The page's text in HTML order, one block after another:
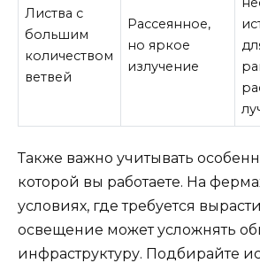
Листва с
большим
количеством
ветвей
Рассеянное,
но яркое
излучение
Также важно учитывать
которой вы работаете. На
условиях, где требуется
освещение может усложнять
инфраструктуру. Подбирайте